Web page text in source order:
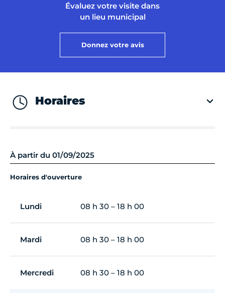
Évaluez votre visite dans
un lieu municipal
Donnez votre avis
Horaires
À partir du 01/09/2025
Horaires d'ouverture
Lundi 08 h 30 – 18 h 00
Mardi 08 h 30 – 18 h 00
Mercredi 08 h 30 – 18 h 00